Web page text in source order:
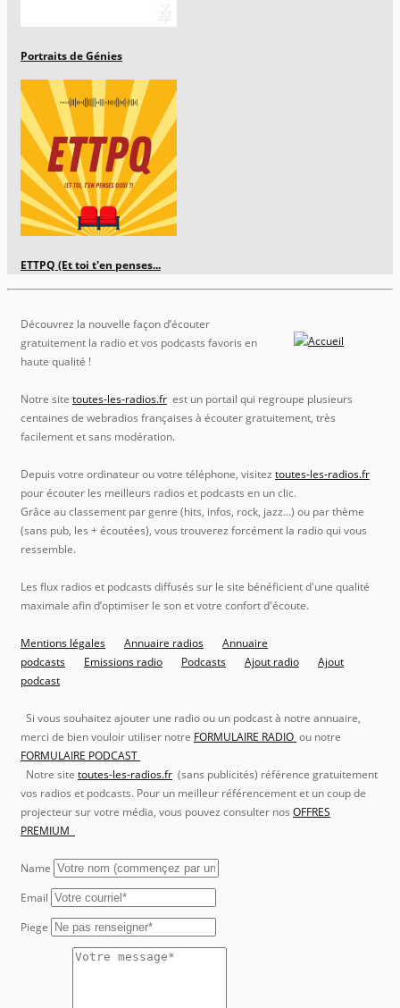
Portraits de Génies
ETTPQ (Et toi t'en penses...
Découvrez la nouvelle façon d’écouter
gratuitement la radio et vos podcasts favoris en
haute qualité !
Notre site toutes-les-radios.fr est un portail qui regroupe plusieurs
centaines de webradios françaises à écouter gratuitement, très
facilement et sans modération.
Depuis votre ordinateur ou votre téléphone, visitez toutes-les-radios.fr
pour écouter les meilleurs radios et podcasts en un clic.
Grâce au classement par genre (hits, infos, rock, jazz…) ou par thème
(sans pub, les + écoutées), vous trouverez forcément la radio qui vous
ressemble.
Les flux radios et podcasts diffusés sur le site bénéficient d'une qualité
maximale afin d’optimiser le son et votre confort d'écoute.
Mentions légales Annuaire radios
Annuaire
podcasts
Emissions radio Podcasts Ajout radio
Ajout
podcast
Si vous souhaitez ajouter une radio ou un podcast à notre annuaire,
merci de bien vouloir utiliser notre FORMULAIRE RADIO ou notre
FORMULAIRE PODCAST
Notre site toutes-les-radios.fr (sans publicités) référence gratuitement
vos radios et podcasts. Pour un meilleur référencement et un coup de
projecteur sur votre média, vous pouvez consulter nos OFFRES
PREMIUM
Name
Email
Piege